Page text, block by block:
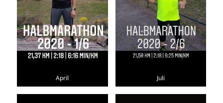
April Juli